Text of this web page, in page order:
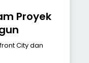
Proyek
City dan